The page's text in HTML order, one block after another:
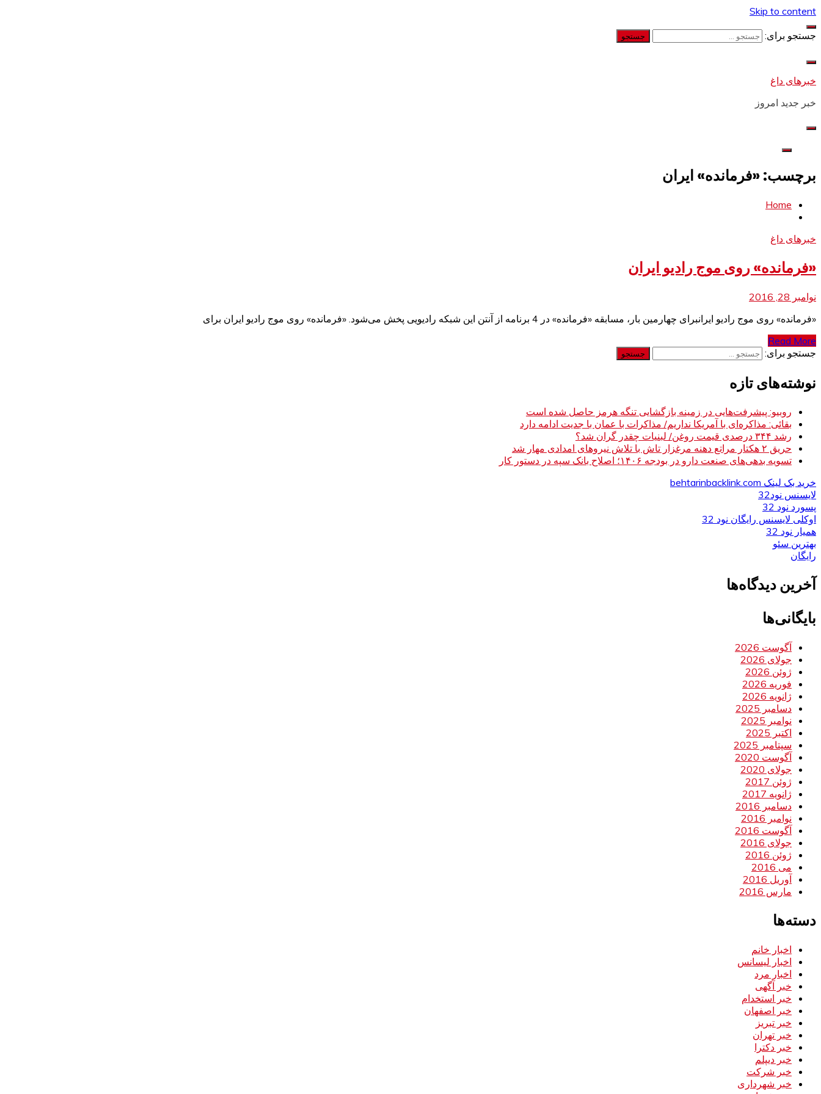
Skip to content
جستجو برای:
خبرهای داغ
خبر جدید امروز
برچسب: «فرمانده» ایران
Home
خبرهای داغ
«فرمانده» روی موج رادیو ایران
نوامبر 28, 2016
«فرمانده» روی موج رادیو ایرانبرای چهارمین بار، مسابقه «فرمانده» در 4 برنامه از آنتن این شبکه رادیویی پخش می‌شود. «فرمانده» روی موج رادیو ایران برای
Read More
جستجو برای:
نوشته‌های تازه
روبیو: پیشرفت‌هایی در زمینه بازگشایی تنگه هرمز حاصل شده است
بقائی: مذاکره‌ای با آمریکا نداریم/ مذاکرات با عمان با جدیت ادامه دارد
رشد ۳۴۴ درصدی قیمت روغن/ لبنیات چقدر گران شد؟
حریق ۲ هکتار مراتع دهنه مرغزار تاش با تلاش نیروهای امدادی مهار شد
تسویه بدهی‌های صنعت دارو در بودجه ۱۴۰۶؛ اصلاح بانک سپه در دستور کار
خرید بک لینک behtarinbacklink.com
لایسنس نود32
پسورد نود 32
اوکلی لایسنس رایگان نود 32
همیار نود 32
بهترین سئو
رایگان
آخرین دیدگاه‌ها
بایگانی‌ها
آگوست 2026
جولای 2026
ژوئن 2026
فوریه 2026
ژانویه 2026
دسامبر 2025
نوامبر 2025
اکتبر 2025
سپتامبر 2025
آگوست 2020
جولای 2020
ژوئن 2017
ژانویه 2017
دسامبر 2016
نوامبر 2016
آگوست 2016
جولای 2016
ژوئن 2016
می 2016
آوریل 2016
مارس 2016
دسته‌ها
اخبار خانم
اخبار لیسانس
اخبار مرد
خبر آگهی
خبر استخدام
خبر اصفهان
خبر تبریز
خبر تهران
خبر دکترا
خبر دیپلم
خبر شرکت
خبر شهرداری